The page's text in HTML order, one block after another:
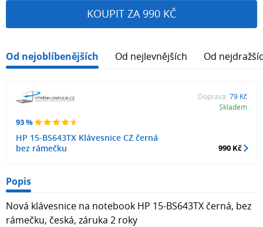
KOUPIT ZA 990 KČ
Od nejoblíbenějších Od nejlevnějších Od
93 %
HP 15-BS643TX Klávesnice CZ černá
bez rámečku
Doprava: 79 Kč
Skladem
990 Kč
Popis
Nová klávesnice na notebook HP 15-BS643TX černá, bez
rámečku, česká, záruka 2 roky